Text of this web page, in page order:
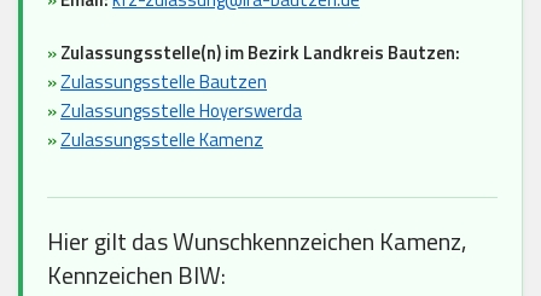
»Zulassungsstelle(n) im Bezirk Landkreis Bautzen:
»Zulassungsstelle Bautzen
»Zulassungsstelle Hoyerswerda
»Zulassungsstelle Kamenz
Hier gilt das Wunschkennzeichen Kamenz,
Kennzeichen BIW: